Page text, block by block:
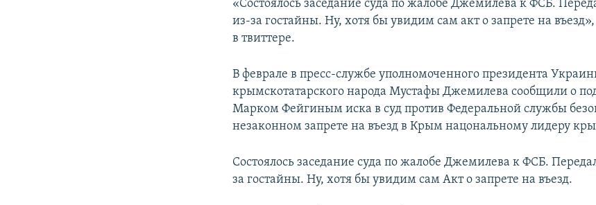
«Состоялось заседание суда по жалобе Джемилева к ФСБ.
из-за гостайны. Ну, хотя бы увидим сам акт о запрете на
в твиттере.
В феврале в пресс-службе уполномоченного президента
крымскотатарского народа Мустафы Джемилева сообщили о
Марком Фейгиным иска в суд против Федеральной службы
незаконном запрете на въезд в Крым нацональному лидеру
Состоялось заседание суда по жалобе Джемилева к ФСБ.
за гостайны. Ну, хотя бы увидим сам Акт о запрете на въезд.